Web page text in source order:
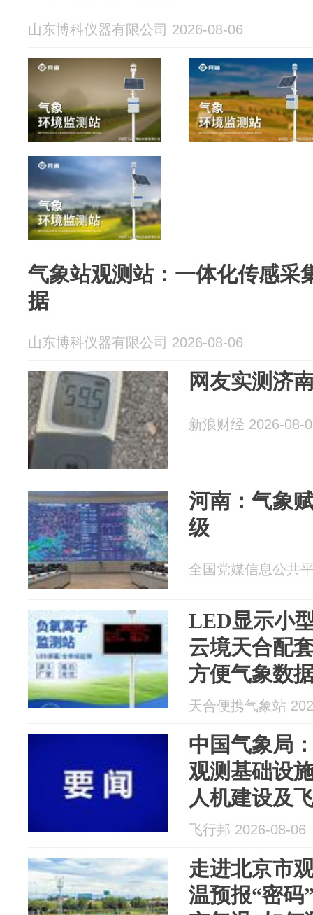
山东博科仪器有限公司 2026-08-06
气象站观测站：一体化传感采
据
山东博科仪器有限公司 2026-08-06
网友实测济
新浪财经 2026-08-
河南：气象
级
全国党媒信息公共
LED显示小
云境天合配
方便气象数
天合便携气象站
中国气象局
观测基础设
人机建设及
飞行邦 2026-08-06
走进北京市
温预报“密码